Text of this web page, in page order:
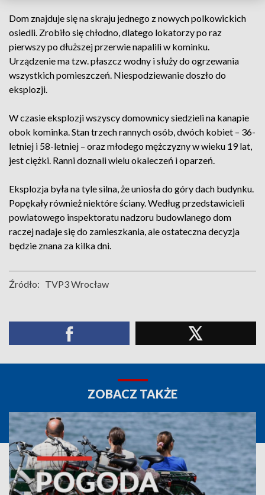
Dom znajduje się na skraju jednego z nowych polkowickich
osiedli. Zrobiło się chłodno, dlatego lokatorzy po raz
pierwszy po dłuższej przerwie napalili w kominku.
Urządzenie ma tzw. płaszcz wodny i służy do ogrzewania
wszystkich pomieszczeń. Niespodziewanie doszło do
eksplozji.
W czasie eksplozji wszyscy domownicy siedzieli na kanapie
obok kominka. Stan trzech rannych osób, dwóch kobiet – 36-
letniej i 58-letniej – oraz młodego mężczyzny w wieku 19 lat,
jest ciężki. Ranni doznali wielu okaleczeń i oparzeń.
Eksplozja była na tyle silna, że uniosła do góry dach budynku.
Popękały również niektóre ściany. Według przedstawicieli
powiatowego inspektoratu nadzoru budowlanego dom
raczej nadaje się do zamieszkania, ale ostateczna decyzja
będzie znana za kilka dni.
Źródło: TVP3 Wrocław
ZOBACZ TAKŻE